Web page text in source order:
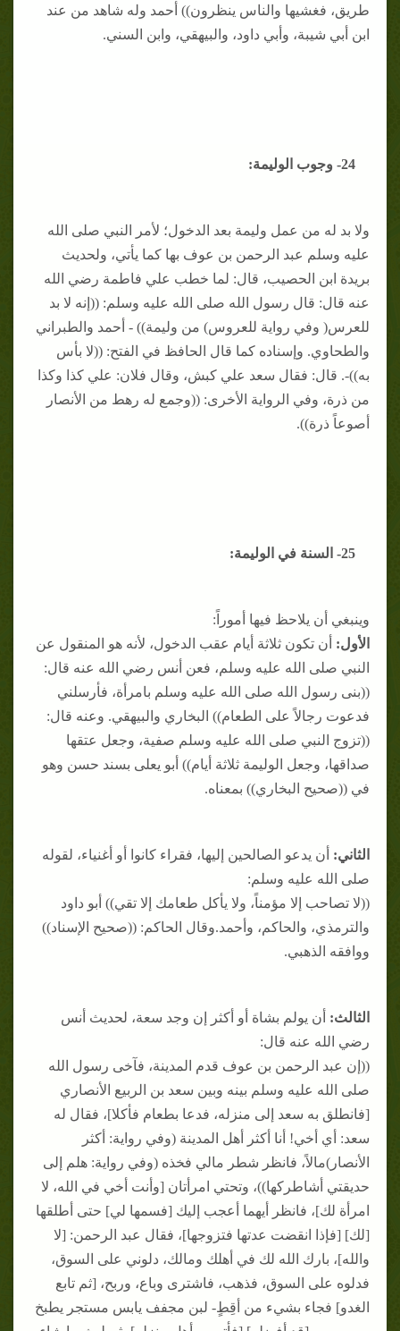
طريق، فغشيها والناس ينظرون)) أحمد وله شاهد من عند
ابن أبي شيبة، وأبي داود، والبيهقي، وابن السني.
24- وجوب الوليمة:
ولا بد له من عمل وليمة بعد الدخول؛ لأمر النبي صلى الله
عليه وسلم عبد الرحمن بن عوف بها كما يأتي، ولحديث
بريدة ابن الحصيب، قال: لما خطب علي فاطمة رضي الله
عنه قال: قال رسول الله صلى الله عليه وسلم: ((إنه لا بد
للعرس( وفي رواية للعروس) من وليمة)) - أحمد والطبراني
والطحاوي. وإسناده كما قال الحافظ في الفتح: ((لا بأس
به))-. قال: فقال سعد علي كبش، وقال فلان: علي كذا وكذا
من ذرة، وفي الرواية الأخرى: ((وجمع له رهط من الأنصار
أصوعاً ذرة)).
25- السنة في الوليمة:
وينبغي أن يلاحظ فيها أموراً:
الأول: أن تكون ثلاثة أيام عقب الدخول، لأنه هو المنقول عن
النبي صلى الله عليه وسلم، فعن أنس رضي الله عنه قال:
((بنى رسول الله صلى الله عليه وسلم بامرأة، فأرسلني
فدعوت رجالاً على الطعام)) البخاري والبيهقي. وعنه قال:
((تزوج النبي صلى الله عليه وسلم صفية، وجعل عتقها
صداقها، وجعل الوليمة ثلاثة أيام)) أبو يعلى بسند حسن وهو
في ((صحيح البخاري)) بمعناه.
الثاني: أن يدعو الصالحين إليها، فقراء كانوا أو أغنياء، لقوله
صلى الله عليه وسلم:
((لا تصاحب إلا مؤمناً، ولا يأكل طعامك إلا تقي)) أبو داود
والترمذي، والحاكم، وأحمد.وقال الحاكم: ((صحيح الإسناد))
ووافقه الذهبي.
الثالث: أن يولم بشاة أو أكثر إن وجد سعة، لحديث أنس
رضي الله عنه قال:
((إن عبد الرحمن بن عوف قدم المدينة، فآخى رسول الله
صلى الله عليه وسلم بينه وبين سعد بن الربيع الأنصاري
[فانطلق به سعد إلى منزله، فدعا بطعام فأكلا]، فقال له
سعد: أي أخي! أنا أكثر أهل المدينة (وفي رواية: أكثر
الأنصار)مالاً، فانظر شطر مالي فخذه (وفي رواية: هلم إلى
حديقتي أشاطركها))، وتحتي امرأتان [وأنت أخي في الله، لا
امرأة لك]، فانظر أيهما أعجب إليك [فسمها لي] حتى أطلقها
[لك] [فإذا انقضت عدتها فتزوجها]، فقال عبد الرحمن: [لا
والله]، بارك الله لك في أهلك ومالك، دلوني على السوق،
فدلوه على السوق، فذهب، فاشترى وباع، وربح، [ثم تابع
الغدو] فجاء بشيء من أقِطٍ- لبن مجفف يابس مستجر يطبخ